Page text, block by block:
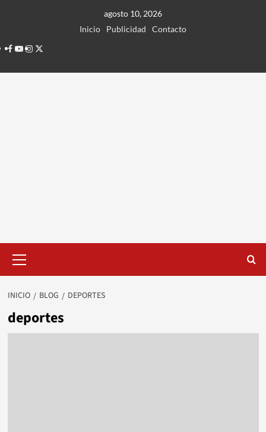
agosto 10, 2026
Inicio
Publicidad
Contacto
Facebook
Youtube
Instagram
Twitter
principal
INICIO BLOG DEPORTES
deportes